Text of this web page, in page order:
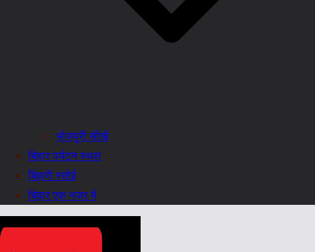
भोजपुरी सीखें
बिहार पर्यटन स्थल
बिहारी रसोई
बिहार एक नजर में